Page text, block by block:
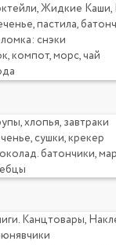
Жидкие
пастила,
снэки
компот, морс, чай
хлопья, завтраки
сушки, крекер
батончики,
Канцтовары,